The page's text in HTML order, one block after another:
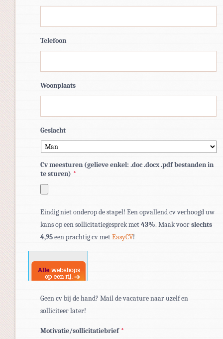
Telefoon
Woonplaats
Geslacht
Cv meesturen (gelieve enkel: .doc .docx .pdf bestanden in
te sturen) *
bestandstypen:
pdf,
doc,
docx.
Eindig niet onderop de stapel! Een opvallend cv verhoogd uw
kans op een sollicitatiegesprek met43%. Maak voorslechts
4,95een prachtig cv metEasyCV!
Geen cv bij de hand? Mail de vacature naar uzelf en
solliciteer later!
Motivatie/sollicitatiebrief *